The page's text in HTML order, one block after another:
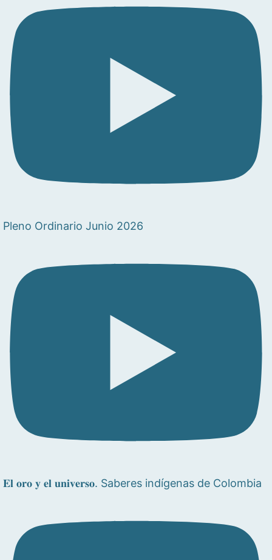
Pleno Ordinario Junio 2026
𝐄𝐥 𝐨𝐫𝐨 𝐲 𝐞𝐥 𝐮𝐧𝐢𝐯𝐞𝐫𝐬𝐨. Saberes indígenas de Colombia